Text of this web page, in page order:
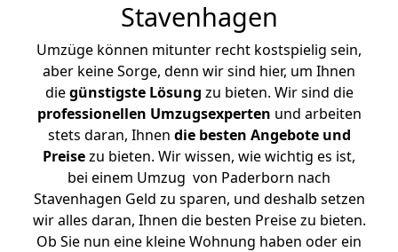
Stavenhagen
Umzüge können mitunter recht kostspielig sein,
aber keine Sorge, denn wir sind hier, um Ihnen
diegünstigste Lösung zu bieten. Wir sind die
professionellen Umzugsexperten und arbeiten
stets daran, Ihnen die besten Angebote und
Preisezu bieten. Wir wissen, wie wichtig es ist,
bei einem Umzug von Paderborn nach
Stavenhagen Geld zu sparen, und deshalb setzen
wir alles daran, Ihnen die besten Preise zu bieten.
Ob Sie nun eine kleine Wohnung haben oder ein